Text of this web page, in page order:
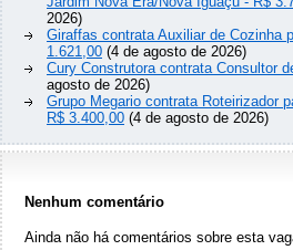
2026)
Giraffas contrata Auxiliar de Cozinha
1.621,00 (4 de agosto de 2026)
Cury Construtora contrata Consultor
agosto de 2026)
Grupo Megario contrata Roteirizador
R$ 3.400,00 (4 de agosto de 2026)
Nenhum comentário
Ainda não há comentários sobre esta